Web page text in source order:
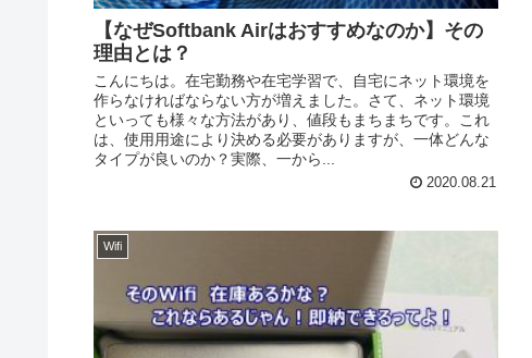
【なぜSoftbank Airはおすすめなのか】その
理由とは？
こんにちは。在宅勤務や在宅学習で、自宅にネット環境を
作らなければならない方が増えました。さて、ネット環境
といっても様々な方法があり、値段もまちまちです。これ
は、使用用途により決める必要がありますが、一体どんな
タイプが良いのか？実際、一から...
2020.08.21
Wifi